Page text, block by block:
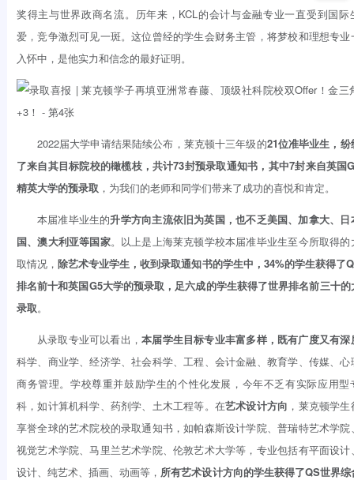
奖得主与世界政商名流。历年来，KCL的会计与金融专业一直受到国际
爱，竞争激烈可见一斑。这位曾经的学生会财务主管，将梦校和理想专业
入怀中，是他实力和信念的最好证明。
2022届大学申请结果陆续公布，莱克顿十三年级的21位准毕业生，纷
了来自其目标院校的橄榄枝，共计73封预录取通知书，其中7封来自英国
精英大学的预录取 ，为我们的老师和同学们带来了成功的喜悦和肯定。
本届准毕业生的升学方向主流依旧为英国，也不乏美国、加拿大、日
国、澳大利亚等国家。以上是上海莱克顿学校本届准毕业生至今所取得的
取情况，除艺术专业学生，收到录取通知书的学生中，34%的学生获得了
排名前十和英国G5大学的预录取，足六成的学生获得了世界排名前三十的
录取。
从录取专业可以看出，本届学生目标专业丰富多样，既有广度又有深
科学、商业学、经济学、社会科学、工程、会计金融、教育学、传媒、心
商务管理。学校尊重并鼓励学生的个性化发展，今年不乏有实际应用型
科，如计算机科学、药剂学、土木工程等。在艺术设计方向 ，莱克顿学
享誉全球的艺术院校的录取通知书，如帕森斯设计学院、普瑞特艺术学院
视觉艺术学院、马里兰艺术学院、伦敦艺术大学等，专业包括有平面设计
设计、纯艺术、插画、动画等， 所有艺术设计方向的学生获得了QS世界综